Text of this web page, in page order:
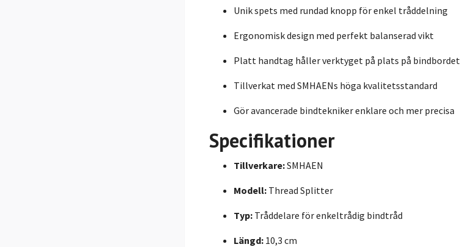
Unik spets med rundad knopp för enkel tråddelning
Ergonomisk design med perfekt balanserad vikt
Platt handtag håller verktyget på plats på bindbordet
Tillverkat med SMHAENs höga kvalitetsstandard
Gör avancerade bindtekniker enklare och mer precisa
Specifikationer
Tillverkare:SMHAEN
Modell: Thread Splitter
Typ: Tråddelare för enkeltrådig bindtråd
Längd: 10,3 cm